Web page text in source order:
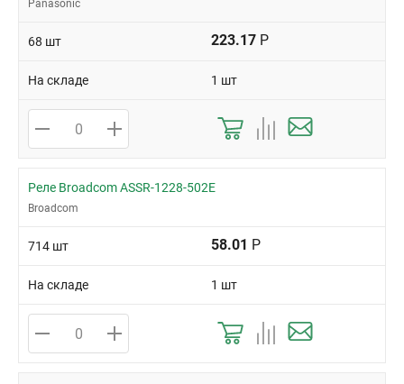
Panasonic
68 шт 223.17 Р
На складе 1 шт
Реле Broadcom ASSR-1228-502E
Broadcom
714 шт 58.01 Р
На складе 1 шт